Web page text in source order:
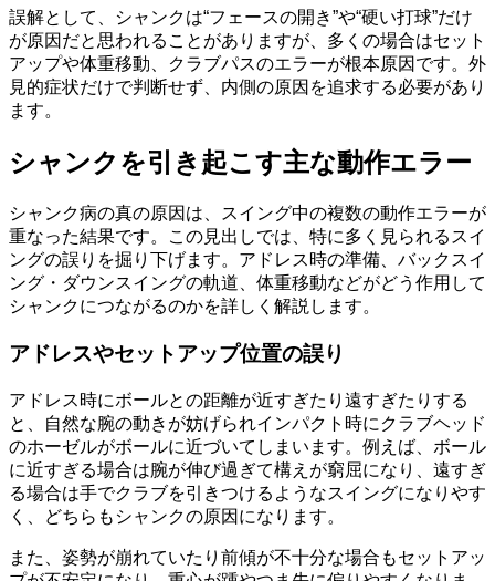
誤解として、シャンクは“フェースの開き”や“硬い打球”だけ
が原因だと思われることがありますが、多くの場合はセット
アップや体重移動、クラブパスのエラーが根本原因です。外
見的症状だけで判断せず、内側の原因を追求する必要があり
ます。
シャンクを引き起こす主な動作エラー
シャンク病の真の原因は、スイング中の複数の動作エラーが
重なった結果です。この見出しでは、特に多く見られるスイ
ングの誤りを掘り下げます。アドレス時の準備、バックスイ
ング・ダウンスイングの軌道、体重移動などがどう作用して
シャンクにつながるのかを詳しく解説します。
アドレスやセットアップ位置の誤り
アドレス時にボールとの距離が近すぎたり遠すぎたりする
と、自然な腕の動きが妨げられインパクト時にクラブヘッド
のホーゼルがボールに近づいてしまいます。例えば、ボール
に近すぎる場合は腕が伸び過ぎて構えが窮屈になり、遠すぎ
る場合は手でクラブを引きつけるようなスイングになりやす
く、どちらもシャンクの原因になります。
また、姿勢が崩れていたり前傾が不十分な場合もセットアッ